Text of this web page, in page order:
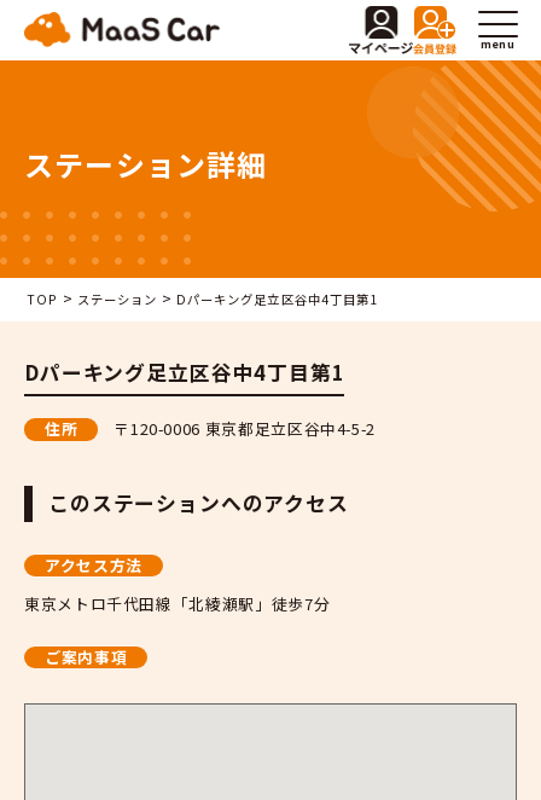
menu
ステーション詳細
TOP > ステーション > Dパーキング足立区谷中4丁目第1
Dパーキング足立区谷中4丁目第1
住所 〒120-0006 東京都足立区谷中4-5-2
このステーションへのアクセス
アクセス方法
東京メトロ千代田線「北綾瀬駅」徒歩7分
ご案内事項